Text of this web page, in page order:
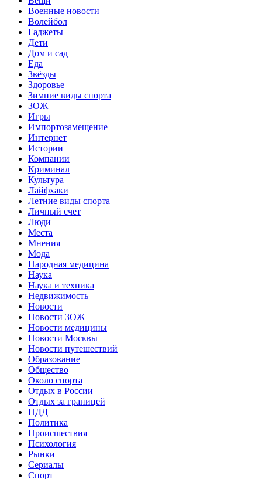
Военные новости
Волейбол
Гаджеты
Дети
Дом и сад
Еда
Звёзды
Здоровье
Зимние виды спорта
ЗОЖ
Игры
Импортозамещение
Интернет
Истории
Компании
Криминал
Культура
Лайфхаки
Летние виды спорта
Личный счет
Люди
Места
Мнения
Мода
Народная медицина
Наука
Наука и техника
Недвижимость
Новости
Новости ЗОЖ
Новости медицины
Новости Москвы
Новости путешествий
Образование
Общество
Около спорта
Отдых в России
Отдых за границей
ПДД
Политика
Происшествия
Психология
Рынки
Сериалы
Спорт